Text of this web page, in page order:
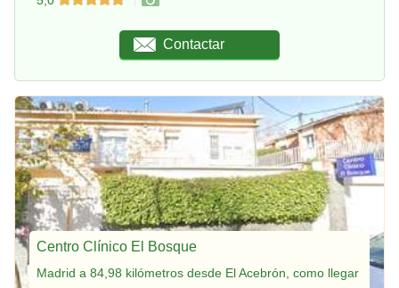
Contactar
Centro Clínico El Bosque
Madrid a 84,98 kilómetros desde El Acebrón, como llegar